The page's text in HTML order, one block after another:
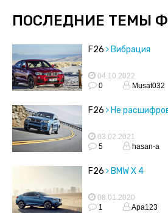
ПОСЛЕДНИЕ ТЕМЫ
F26 Вибрация
04.10.2022
0
Musat032
F26 Не
03.02.2021
5
hasan-a
F26 BMW X 4
08.01.2020
1
Apa123